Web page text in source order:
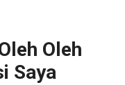
Oleh
Saya